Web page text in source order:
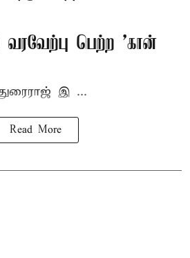
வரவேற்பு பெற்ற 'கான்
இ ...
Read More